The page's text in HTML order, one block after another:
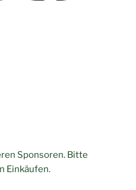
Sponsoren. Bitte
Einkäufen.